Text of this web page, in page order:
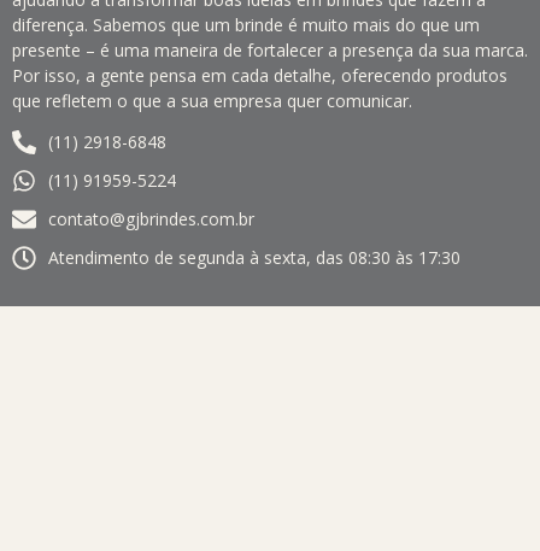
diferença. Sabemos que um brinde é muito mais do que um
presente – é uma maneira de fortalecer a presença da sua marca.
Por isso, a gente pensa em cada detalhe, oferecendo produtos
que refletem o que a sua empresa quer comunicar.
(11) 2918-6848
(11) 91959-5224
contato@gjbrindes.com.br
Atendimento de segunda à sexta, das 08:30 às 17:30